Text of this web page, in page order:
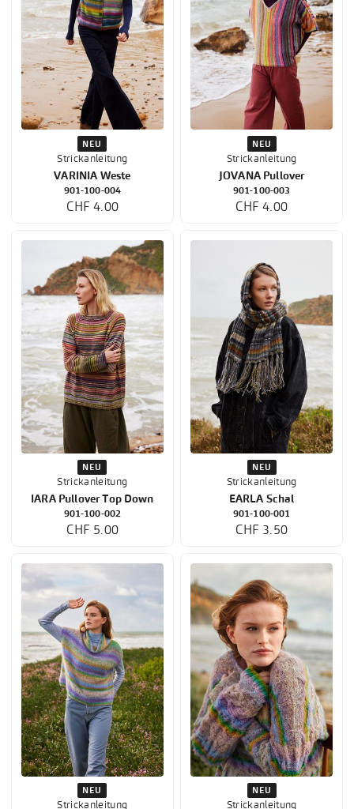
NEU
Strickanleitung
VARINIA Weste
901-100-004
CHF 4.00
NEU
Strickanleitung
JOVANA Pullover
901-100-003
CHF 4.00
NEU
Strickanleitung
IARA Pullover Top Down
901-100-002
CHF 5.00
NEU
Strickanleitung
EARLA Schal
901-100-001
CHF 3.50
NEU
Strickanleitung
NEU
Strickanleitung